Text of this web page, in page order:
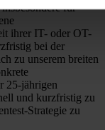
für
ihrer IT- oder OT-
bei der
zu unserem breiten
25-jährigen
und kurzfristig zu
Strategie zu